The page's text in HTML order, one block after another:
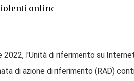
online
2022, l'Unità di riferimento su
di azione di riferimento (RAD)